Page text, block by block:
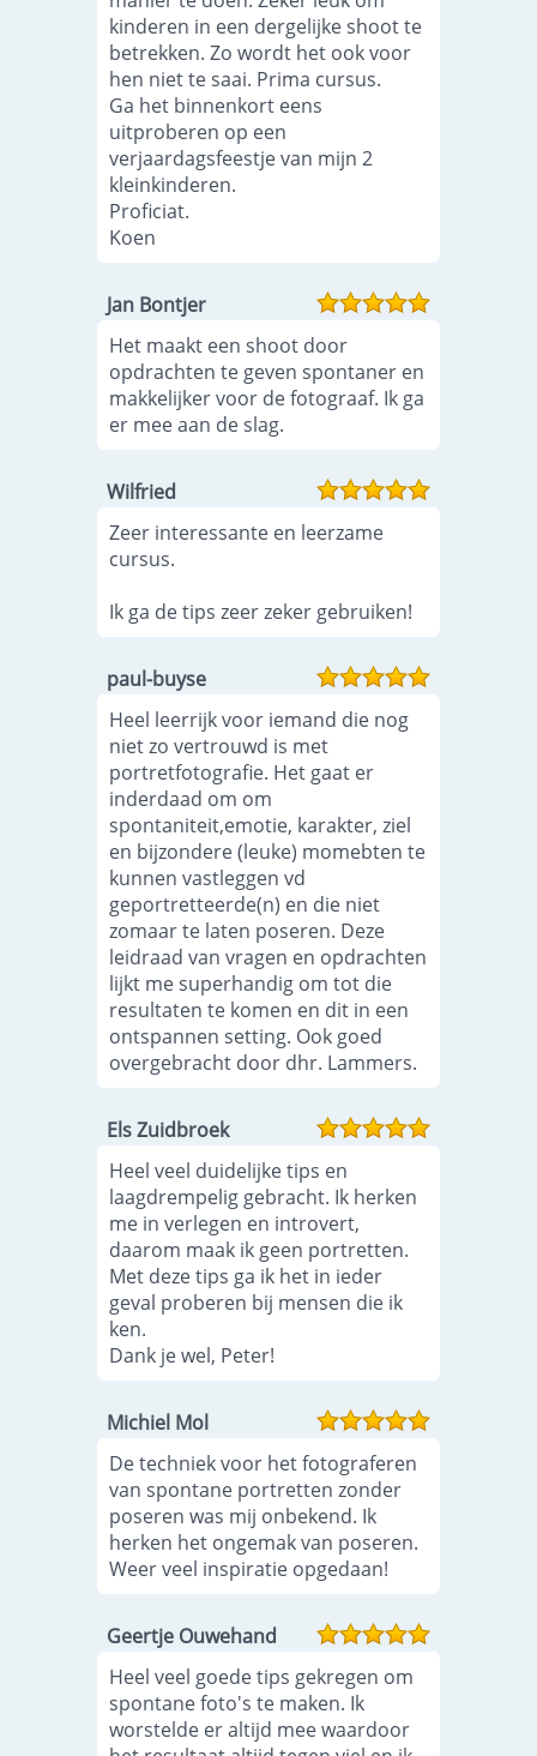
kinderen in een dergelijke shoot te
betrekken. Zo wordt het ook voor
hen niet te saai. Prima cursus.
Ga het binnenkort eens
uitproberen op een
verjaardagsfeestje van mijn 2
kleinkinderen.
Proficiat.
Koen
Jan Bontjer
Het maakt een shoot door
opdrachten te geven spontaner en
makkelijker voor de fotograaf. Ik ga
er mee aan de slag.
Wilfried
Zeer interessante en leerzame
cursus.
Ik ga de tips zeer zeker gebruiken!
paul-buyse
Heel leerrijk voor iemand die nog
niet zo vertrouwd is met
portretfotografie. Het gaat er
inderdaad om om
spontaniteit,emotie, karakter, ziel
en bijzondere (leuke) momebten te
kunnen vastleggen vd
geportretteerde(n) en die niet
zomaar te laten poseren. Deze
leidraad van vragen en opdrachten
lijkt me superhandig om tot die
resultaten te komen en dit in een
ontspannen setting. Ook goed
overgebracht door dhr. Lammers.
Els Zuidbroek
Heel veel duidelijke tips en
laagdrempelig gebracht. Ik herken
me in verlegen en introvert,
daarom maak ik geen portretten.
Met deze tips ga ik het in ieder
geval proberen bij mensen die ik
ken.
Dank je wel, Peter!
Michiel Mol
De techniek voor het fotograferen
van spontane portretten zonder
poseren was mij onbekend. Ik
herken het ongemak van poseren.
Weer veel inspiratie opgedaan!
Geertje Ouwehand
Heel veel goede tips gekregen om
spontane foto's te maken. Ik
worstelde er altijd mee waardoor